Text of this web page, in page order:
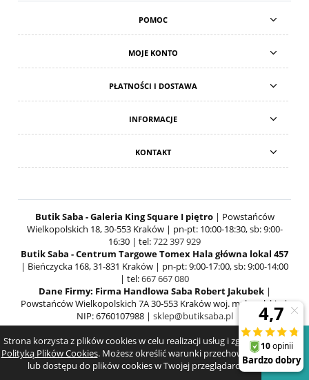
Strona korzysta z plików cookies w celu realizacji usług i zgodnie z
Polityką Plików Cookies. Możesz określić warunki przechowywania
lub dostępu do plików cookies w Twojej przeglądarce.
POMOC
MOJE KONTO
PŁATNOŚCI I DOSTAWA
INFORMACJE
KONTAKT
Butik Saba - Galeria King Square I piętro| Powstańców
Wielkopolskich 18, 30-553 Kraków | pn-pt: 10:00-18:30, sb: 9:00-
16:30 | tel:722 397 929
Butik Saba - Centrum Targowe Tomex Hala główna lokal 457
| Bieńczycka 168, 31-831 Kraków | pn-pt: 9:00-17:00, sb: 9:00-14:00
| tel:667 667 080
Dane Firmy: Firma Handlowa Saba Robert Jakubek|
Powstańców Wielkopolskich 7A 30-553 Kraków woj. małopolskie |
NIP: 6760107988 | sklep@butiksaba.pl
POKAŻ PEŁNĄ WERSJĘ STRONY
SKLEP INTERNETOWY SHOPER.PL